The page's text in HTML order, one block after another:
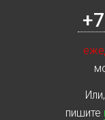
пишите